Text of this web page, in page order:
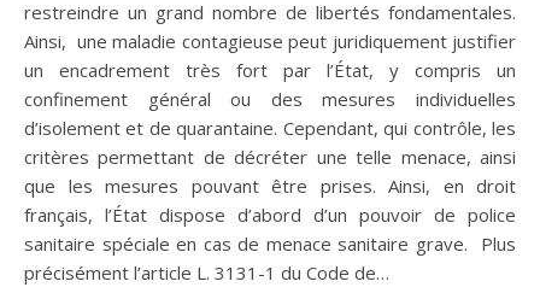
restreindre un grand nombre de libertés fondamentales.
Ainsi, une maladie contagieuse peut juridiquement justifier
un encadrement très fort par l’État, y compris un
confinement général ou des mesures individuelles
d’isolement et de quarantaine. Cependant, qui contrôle, les
critères permettant de décréter une telle menace, ainsi
que les mesures pouvant être prises. Ainsi, en droit
français, l’État dispose d’abord d’un pouvoir de police
sanitaire spéciale en cas de menace sanitaire grave. Plus
précisément l’article L. 3131-1 du Code de…